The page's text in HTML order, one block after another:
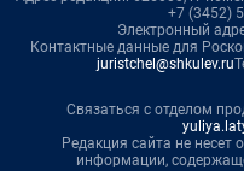
+7 (3452)
Электронный
Контактные данные для
juristchel@shkulev.ru
Связаться с отделом
Редакция сайта не несет
информации,